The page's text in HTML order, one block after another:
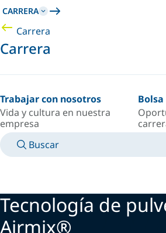
CARRERA
Carrera
Carrera
Trabajar con nosotros
Vida y cultura en nuestra
empresa
Buscar
Tecnología de
Airmix®